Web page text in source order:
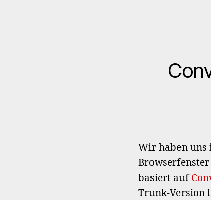
Wir haben uns
basiert auf
Trunk-Version